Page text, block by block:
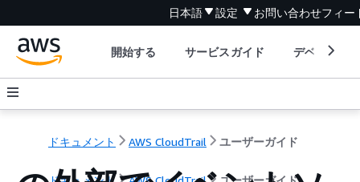
日本語 設定 お問い合わせフィー
開始する サービスガイド デベロッパ
ドキュメント AWS CloudTrail ユーザーガイド